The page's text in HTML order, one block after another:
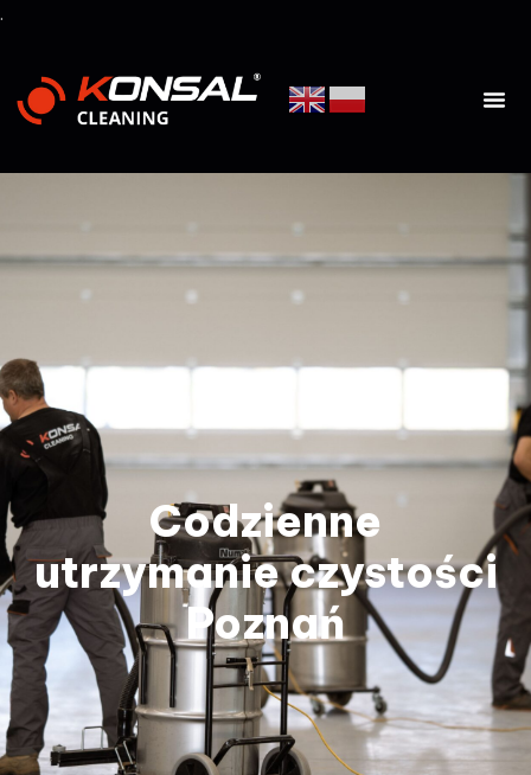
.
Codzienne
utrzymanie czystości
Poznań